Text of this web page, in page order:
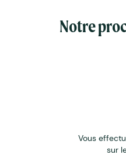
Notre
Vous
sur